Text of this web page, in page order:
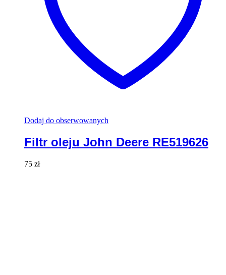
Dodaj do obserwowanych
Filtr oleju John Deere RE519626
75 zł